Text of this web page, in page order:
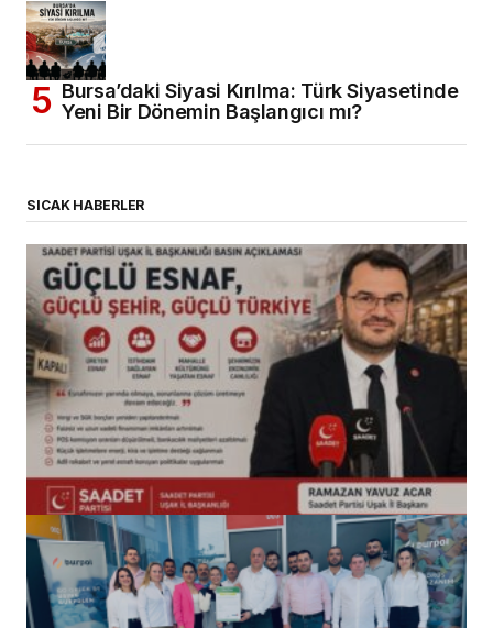
Bursa’daki Siyasi Kırılma: Türk Siyasetinde
Yeni Bir Dönemin Başlangıcı mı?
SICAK HABERLER
(başlıksız)
Alaattin Karahan tarafından 14/07/2026